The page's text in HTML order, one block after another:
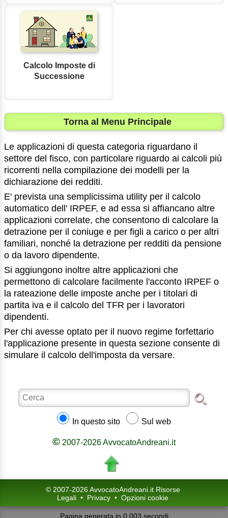
Calcolo Imposte di
Successione
Torna al Menu Principale
Le applicazioni di questa categoria riguardano il
settore del fisco, con particolare riguardo ai calcoli più
ricorrenti nella compilazione dei modelli per la
dichiarazione dei redditi.
E' prevista una semplicissima utility per il calcolo
automatico dell' IRPEF, e ad essa si affiancano altre
applicazioni correlate, che consentono di calcolare la
detrazione per il coniuge e per figli a carico o per altri
familiari, nonché la detrazione per redditi da pensione
o da lavoro dipendente.
Si aggiungono inoltre altre applicazioni che
permettono di calcolare facilmente l'acconto IRPEF o
la rateazione delle imposte anche per i titolari di
partita iva e il calcolo del TFR per i lavoratori
dipendenti.
Per chi avesse optato per il nuovo regime forfettario
l'applicazione presente in questa sezione consente di
simulare il calcolo dell'imposta da versare.
In questo sito Sul web
© 2007-2026 AvvocatoAndreani.it
© 2007-2026 AvvocatoAndreani.it Risorse
Legali • Privacy • Opzioni cookie
Pagina generata in 0.003 secondi